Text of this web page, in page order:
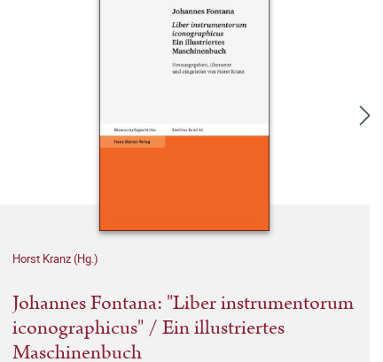
Horst Kranz (Hg.)
Johannes Fontana: "Liber instrumentorum
iconographicus" / Ein illustriertes
Maschinenbuch